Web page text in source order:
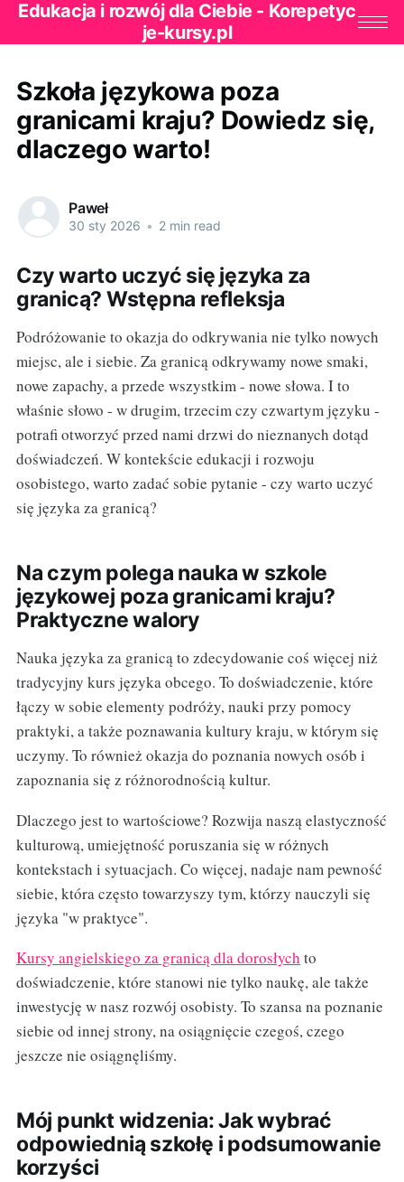
Edukacja i rozwój dla Ciebie - Korepetyc
je-kursy.pl
Szkoła językowa poza
granicami kraju? Dowiedz się,
dlaczego warto!
Paweł
30 sty 2026 • 2 min read
Czy warto uczyć się języka za
granicą? Wstępna refleksja
Podróżowanie to okazja do odkrywania nie tylko nowych
miejsc, ale i siebie. Za granicą odkrywamy nowe smaki,
nowe zapachy, a przede wszystkim - nowe słowa. I to
właśnie słowo - w drugim, trzecim czy czwartym języku -
potrafi otworzyć przed nami drzwi do nieznanych dotąd
doświadczeń. W kontekście edukacji i rozwoju
osobistego, warto zadać sobie pytanie - czy warto uczyć
się języka za granicą?
Na czym polega nauka w szkole
językowej poza granicami kraju?
Praktyczne walory
Nauka języka za granicą to zdecydowanie coś więcej niż
tradycyjny kurs języka obcego. To doświadczenie, które
łączy w sobie elementy podróży, nauki przy pomocy
praktyki, a także poznawania kultury kraju, w którym się
uczymy. To również okazja do poznania nowych osób i
zapoznania się z różnorodnością kultur.
Dlaczego jest to wartościowe? Rozwija naszą elastyczność
kulturową, umiejętność poruszania się w różnych
kontekstach i sytuacjach. Co więcej, nadaje nam pewność
siebie, która często towarzyszy tym, którzy nauczyli się
języka "w praktyce".
Kursy angielskiego za granicą dla dorosłych to
doświadczenie, które stanowi nie tylko naukę, ale także
inwestycję w nasz rozwój osobisty. To szansa na poznanie
siebie od innej strony, na osiągnięcie czegoś, czego
jeszcze nie osiągnęliśmy.
Mój punkt widzenia: Jak wybrać
odpowiednią szkołę i podsumowanie
korzyści